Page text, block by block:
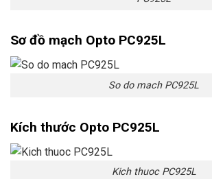
Sơ đồ mạch Opto PC925L
So do mach PC925L
Kích thước Opto PC925L
Kich thuoc PC925L